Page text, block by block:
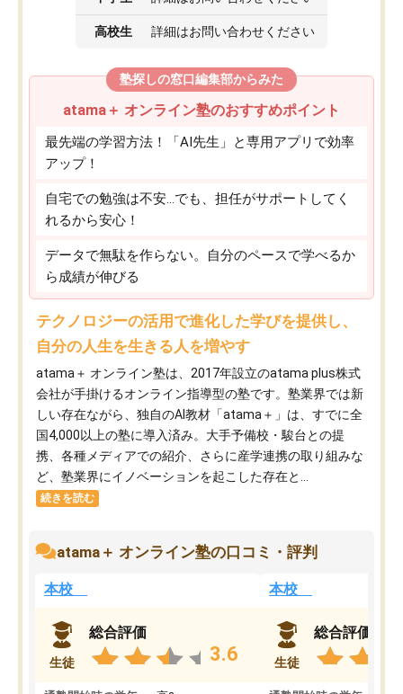
高校生 詳細はお問い合わせください
塾探しの窓口編集部からみた
atama＋ オンライン塾のおすすめポイント
最先端の学習方法！「AI先生」と専用アプリで効率
アップ！
自宅での勉強は不安…でも、担任がサポートしてく
れるから安心！
データで無駄を作らない。自分のペースで学べるか
ら成績が伸びる
テクノロジーの活用で進化した学びを提供し、
自分の人生を生きる人を増やす
atama＋ オンライン塾は、2017年設立のatama plus株式
会社が手掛けるオンライン指導型の塾です。塾業界では新
しい存在ながら、独自のAI教材「atama＋」は、すでに全
国4,000以上の塾に導入済み。大手予備校・駿台との提
携、各種メディアでの紹介、さらに産学連携の取り組みな
ど、塾業界にイノベーションを起こした存在と...
続きを読む
atama＋ オンライン塾の口コミ・評判
本校
生徒
総合評価
3.6
本校
生徒
総合評価